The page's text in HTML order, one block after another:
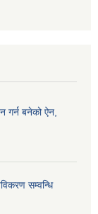
गर्न बनेको ऐन,
सम्वन्धि